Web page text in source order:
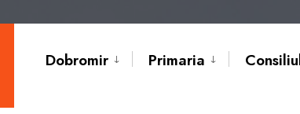
Dobromir Primaria